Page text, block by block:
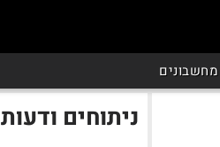
מחשבונים
ניתוחים ודעות